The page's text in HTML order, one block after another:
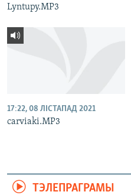
Lyntupy.MP3
17:22, 08 ЛІСТАПАД 2021
carviaki.MP3
ТЭЛЕПРАГРАМЫ